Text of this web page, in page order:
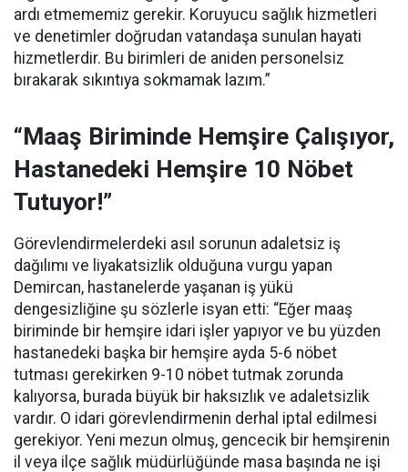
ardı etmememiz gerekir. Koruyucu sağlık hizmetleri
ve denetimler doğrudan vatandaşa sunulan hayati
hizmetlerdir. Bu birimleri de aniden personelsiz
bırakarak sıkıntıya sokmamak lazım.”
“Maaş Biriminde Hemşire Çalışıyor,
Hastanedeki Hemşire 10 Nöbet
Tutuyor!”
Görevlendirmelerdeki asıl sorunun adaletsiz iş
dağılımı ve liyakatsizlik olduğuna vurgu yapan
Demircan, hastanelerde yaşanan iş yükü
dengesizliğine şu sözlerle isyan etti: “Eğer maaş
biriminde bir hemşire idari işler yapıyor ve bu yüzden
hastanedeki başka bir hemşire ayda 5-6 nöbet
tutması gerekirken 9-10 nöbet tutmak zorunda
kalıyorsa, burada büyük bir haksızlık ve adaletsizlik
vardır. O idari görevlendirmenin derhal iptal edilmesi
gerekiyor. Yeni mezun olmuş, gencecik bir hemşirenin
il veya ilçe sağlık müdürlüğünde masa başında ne işi